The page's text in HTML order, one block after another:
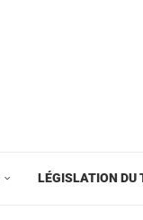
LÉGISLATION DU